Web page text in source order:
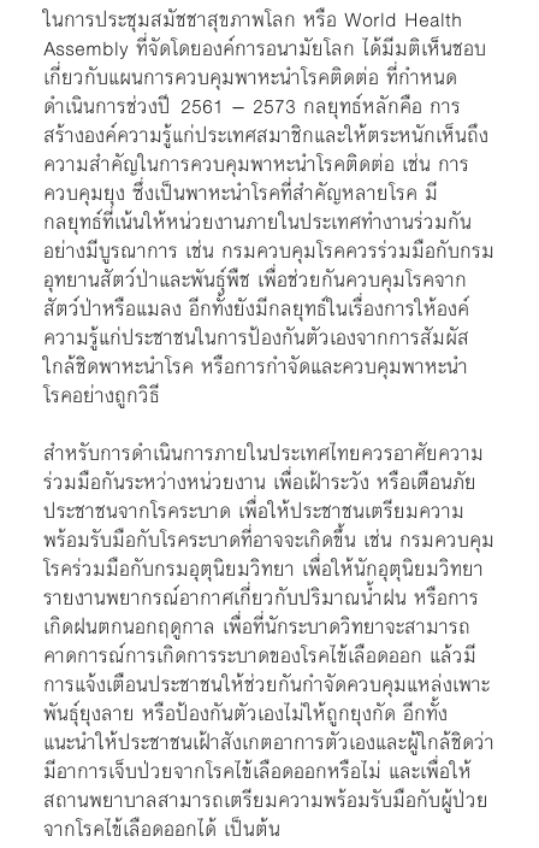
ในการประชุมสมัชชาสุขภาพโลก หรือ World Health
Assembly ที่จัดโดยองค์การอนามัยโลก ได้มีมติเห็นชอบ
เกี่ยวกับแผนการควบคุมพาหะนำโรคติดต่อ ที่กำหนด
ดำเนินการช่วงปี 2561 – 2573 กลยุทธ์หลักคือ การ
สร้างองค์ความรู้แก่ประเทศสมาชิกและให้ตระหนักเห็นถึง
ความสำคัญในการควบคุมพาหะนำโรคติดต่อ เช่น การ
ควบคุมยุง ซึ่งเป็นพาหะนำโรคที่สำคัญหลายโรค มี
กลยุทธ์ที่เน้นให้หน่วยงานภายในประเทศทำงานร่วมกัน
อย่างมีบูรณาการ เช่น กรมควบคุมโรคควรร่วมมือกับกรม
อุทยานสัตว์ป่าและพันธุ์พืช เพื่อช่วยกันควบคุมโรคจาก
สัตว์ป่าหรือแมลง อีกทั้งยังมีกลยุทธ์ในเรื่องการให้องค์
ความรู้แก่ประชาชนในการป้องกันตัวเองจากการสัมผัส
ใกล้ชิดพาหะนำโรค หรือการกำจัดและควบคุมพาหะนำ
โรคอย่างถูกวิธี
สำหรับการดำเนินการภายในประเทศไทยควรอาศัยความ
ร่วมมือกันระหว่างหน่วยงาน เพื่อเฝ้าระวัง หรือเตือนภัย
ประชาชนจากโรคระบาด เพื่อให้ประชาชนเตรียมความ
พร้อมรับมือกับโรคระบาดที่อาจจะเกิดขึ้น เช่น กรมควบคุม
โรคร่วมมือกับกรมอุตุนิยมวิทยา เพื่อให้นักอุตุนิยมวิทยา
รายงานพยากรณ์อากาศเกี่ยวกับปริมาณน้ำฝน หรือการ
เกิดฝนตกนอกฤดูกาล เพื่อที่นักระบาดวิทยาจะสามารถ
คาดการณ์การเกิดการระบาดของโรคไข้เลือดออก แล้วมี
การแจ้งเตือนประชาชนให้ช่วยกันกำจัดควบคุมแหล่งเพาะ
พันธุ์ยุงลาย หรือป้องกันตัวเองไม่ให้ถูกยุงกัด อีกทั้ง
แนะนำให้ประชาชนเฝ้าสังเกตอาการตัวเองและผู้ใกล้ชิดว่า
มีอาการเจ็บป่วยจากโรคไข้เลือดออกหรือไม่ และเพื่อให้
สถานพยาบาลสามารถเตรียมความพร้อมรับมือกับผู้ป่วย
จากโรคไข้เลือดออกได้ เป็นต้น